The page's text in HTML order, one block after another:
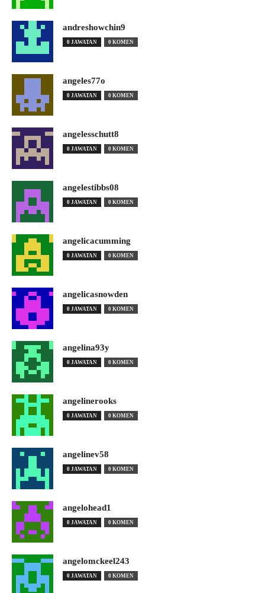
andreshowchin9
0 JAWATAN 0 KOMEN
angeles77o
0 JAWATAN 0 KOMEN
angelesschutt8
0 JAWATAN 0 KOMEN
angelestibbs08
0 JAWATAN 0 KOMEN
angelicacumming
0 JAWATAN 0 KOMEN
angelicasnowden
0 JAWATAN 0 KOMEN
angelina93y
0 JAWATAN 0 KOMEN
angelinerooks
0 JAWATAN 0 KOMEN
angelinev58
0 JAWATAN 0 KOMEN
angelohead1
0 JAWATAN 0 KOMEN
angelomckeel243
0 JAWATAN 0 KOMEN